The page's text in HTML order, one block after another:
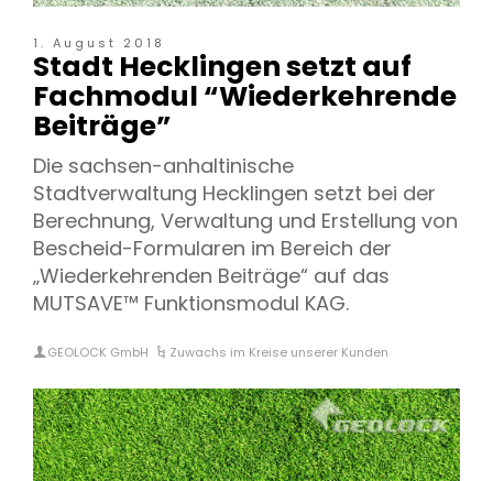
1. August 2018
Stadt Hecklingen setzt auf
Fachmodul “Wiederkehrende
Beiträge”
Die sachsen-anhaltinische
Stadtverwaltung Hecklingen setzt bei der
Berechnung, Verwaltung und Erstellung von
Bescheid-Formularen im Bereich der
„Wiederkehrenden Beiträge“ auf das
MUTSAVE™ Funktionsmodul KAG.
GEOLOCK GmbH Zuwachs im Kreise unserer Kunden